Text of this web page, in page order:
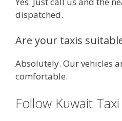
dispatched.
Are your taxis
Absolutely. Our vehicles
comfortable.
Follow Kuwait